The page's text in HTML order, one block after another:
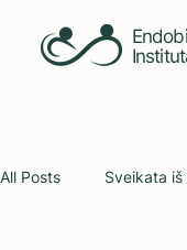
All Posts Sveikata iš